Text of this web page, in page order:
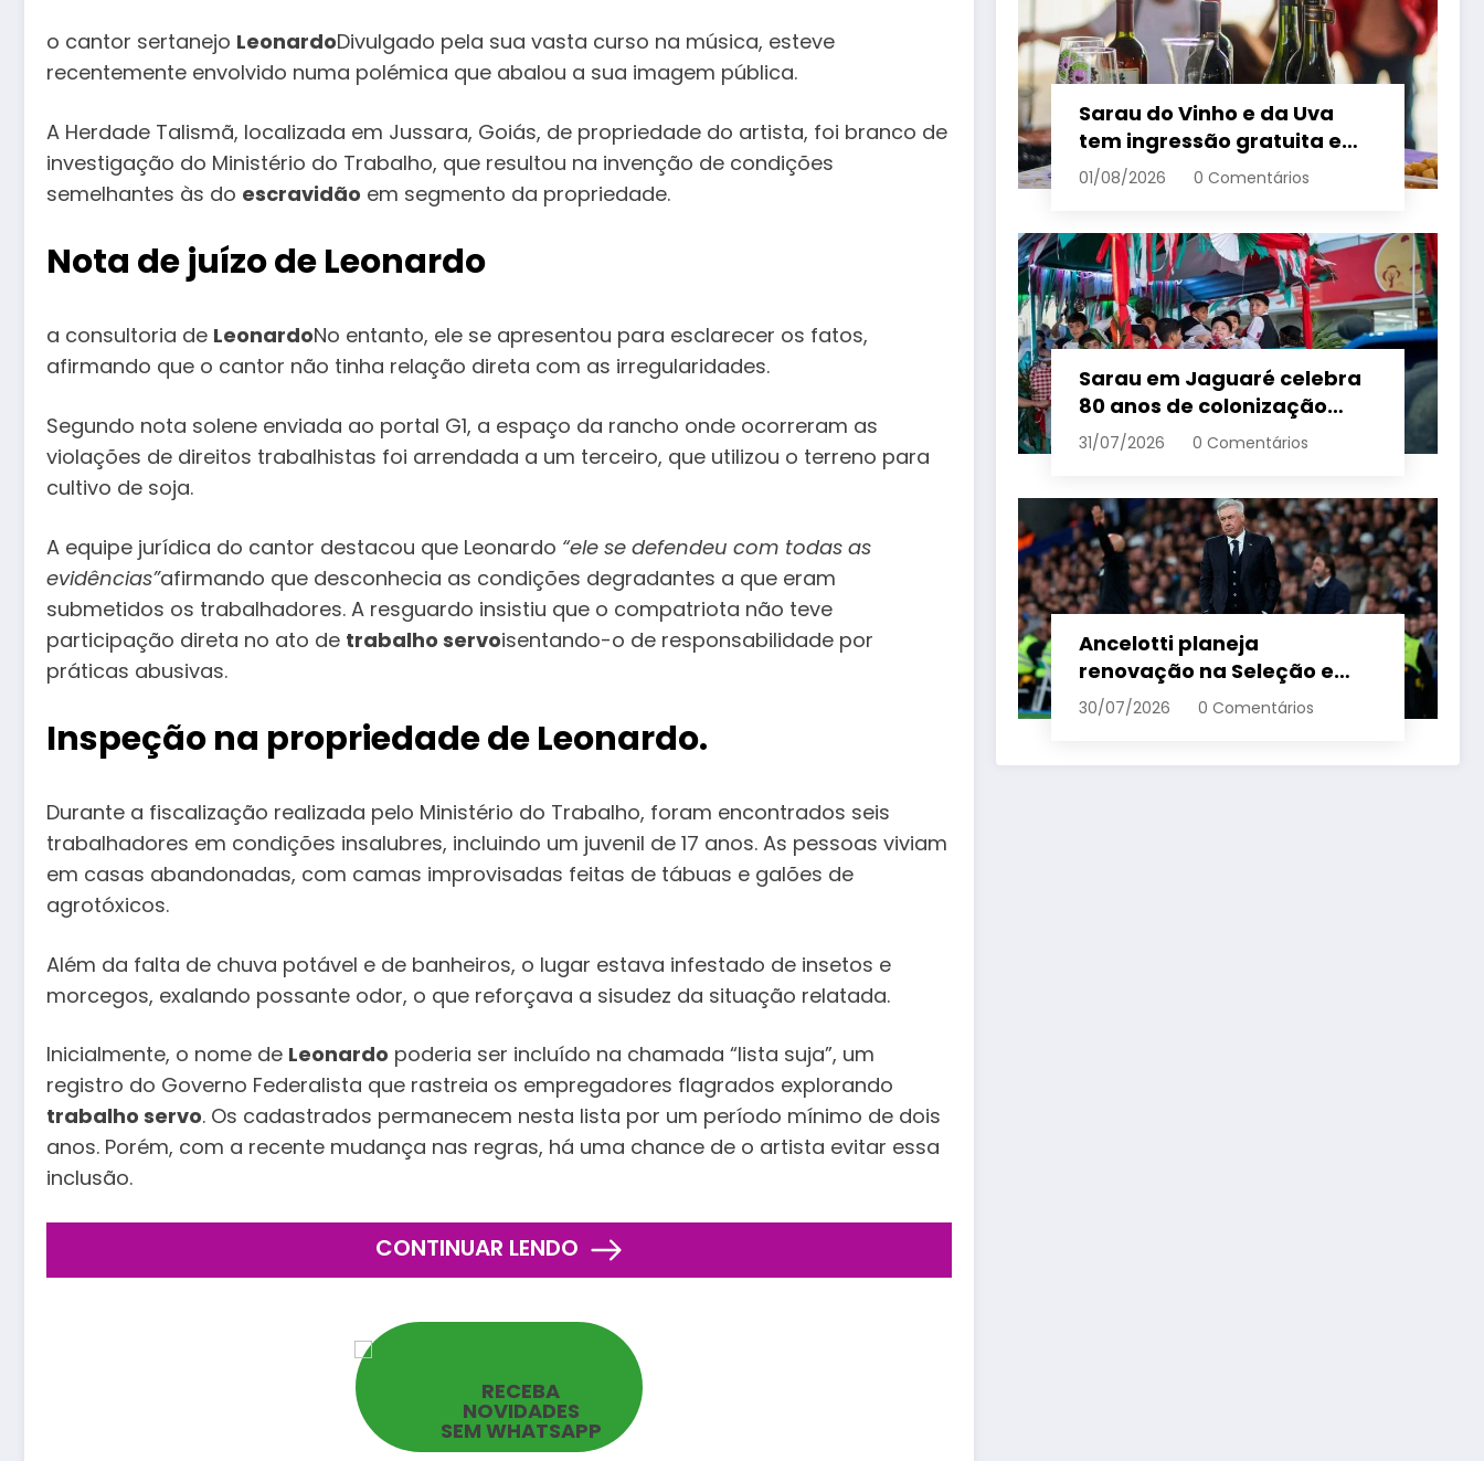
o cantor sertanejo LeonardoDivulgado pela sua vasta curso na música, esteve
recentemente envolvido numa polémica que abalou a sua imagem pública.
A Herdade Talismã, localizada em Jussara, Goiás, de propriedade do artista, foi branco de
investigação do Ministério do Trabalho, que resultou na invenção de condições
semelhantes às do escravidão em segmento da propriedade.
Nota de juízo de Leonardo
a consultoria de LeonardoNo entanto, ele se apresentou para esclarecer os fatos,
afirmando que o cantor não tinha relação direta com as irregularidades.
Segundo nota solene enviada ao portal G1, a espaço da rancho onde ocorreram as
violações de direitos trabalhistas foi arrendada a um terceiro, que utilizou o terreno para
cultivo de soja.
A equipe jurídica do cantor destacou que Leonardo “ele se defendeu com todas as
evidências”afirmando que desconhecia as condições degradantes a que eram
submetidos os trabalhadores. A resguardo insistiu que o compatriota não teve
participação direta no ato de trabalho servoisentando-o de responsabilidade por
práticas abusivas.
Inspeção na propriedade de Leonardo.
Durante a fiscalização realizada pelo Ministério do Trabalho, foram encontrados seis
trabalhadores em condições insalubres, incluindo um juvenil de 17 anos. As pessoas viviam
em casas abandonadas, com camas improvisadas feitas de tábuas e galões de
agrotóxicos.
Além da falta de chuva potável e de banheiros, o lugar estava infestado de insetos e
morcegos, exalando possante odor, o que reforçava a sisudez da situação relatada.
Inicialmente, o nome de Leonardo poderia ser incluído na chamada “lista suja”, um
registro do Governo Federalista que rastreia os empregadores flagrados explorando
trabalho servo. Os cadastrados permanecem nesta lista por um período mínimo de dois
anos. Porém, com a recente mudança nas regras, há uma chance de o artista evitar essa
inclusão.
CONTINUAR LENDO
RECEBA
NOVIDADES
SEM WHATSAPP
Sarau do Vinho e da Uva
tem ingressão gratuita e
distribui 250 litros de suco
01/08/2026 0 Comentários
Sarau em Jaguaré celebra
80 anos de colonização
italiana com tradição e
31/07/2026 0 Comentários
Ancelotti planeja
renovação na Seleção e
menciona termo de ciclo
30/07/2026 0 Comentários